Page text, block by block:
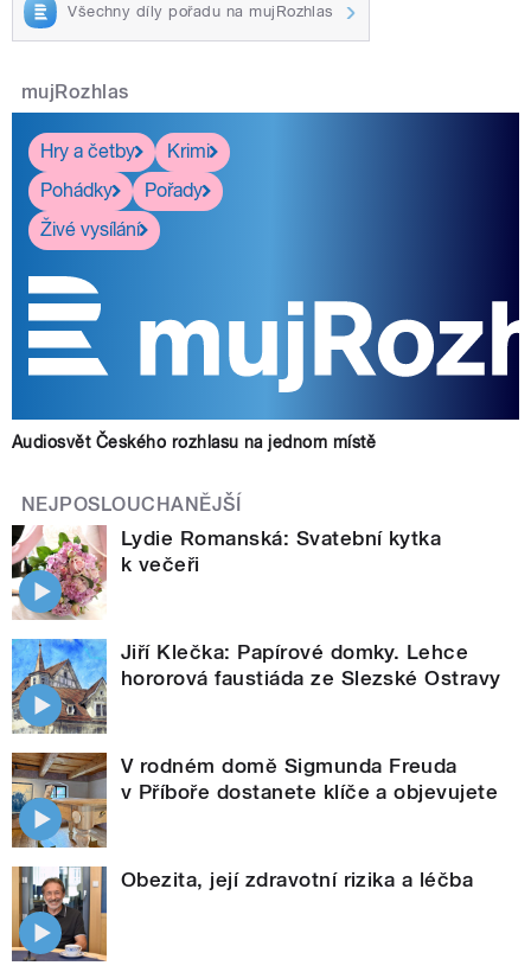
Všechny díly pořadu na mujRozhlas
mujRozhlas
Hry a četby
Krimi
Pohádky
Pořady
Živé vysílání
Audiosvět Českého rozhlasu na jednom místě
NEJPOSLOUCHANĚJŠÍ
Lydie Romanská: Svatební kytka
k večeři
Jiří Klečka: Papírové domky. Lehce
hororová faustiáda ze Slezské Ostravy
V rodném domě Sigmunda Freuda
v Příboře dostanete klíče a objevujete
Obezita, její zdravotní rizika a léčba